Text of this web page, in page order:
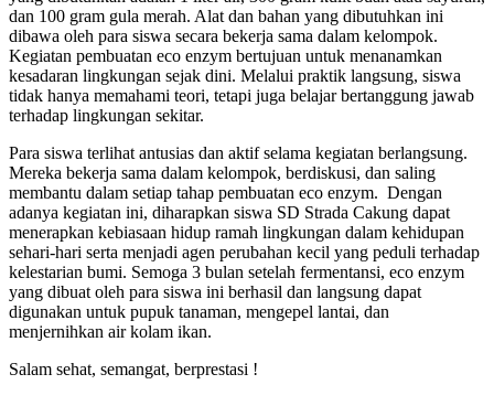
dan 100 gram gula merah. Alat dan bahan yang dibutuhkan ini
dibawa oleh para siswa secara bekerja sama dalam kelompok.
Kegiatan pembuatan eco enzym bertujuan untuk menanamkan
kesadaran lingkungan sejak dini. Melalui praktik langsung, siswa
tidak hanya memahami teori, tetapi juga belajar bertanggung jawab
terhadap lingkungan sekitar.
Para siswa terlihat antusias dan aktif selama kegiatan berlangsung.
Mereka bekerja sama dalam kelompok, berdiskusi, dan saling
membantu dalam setiap tahap pembuatan eco enzym. Dengan
adanya kegiatan ini, diharapkan siswa SD Strada Cakung dapat
menerapkan kebiasaan hidup ramah lingkungan dalam kehidupan
sehari-hari serta menjadi agen perubahan kecil yang peduli terhadap
kelestarian bumi. Semoga 3 bulan setelah fermentansi, eco enzym
yang dibuat oleh para siswa ini berhasil dan langsung dapat
digunakan untuk pupuk tanaman, mengepel lantai, dan
menjernihkan air kolam ikan.
Salam sehat, semangat, berprestasi !